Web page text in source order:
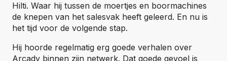
Hilti. Waar hij tussen de moertjes en boormachines
de knepen van het salesvak heeft geleerd. En nu is
het tijd voor de volgende stap.
Hij hoorde regelmatig erg goede verhalen over
Arcady binnen zijn netwerk. Dat goede gevoel is